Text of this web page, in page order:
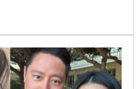
市長黃偉哲被冒名，也有
也已經報案並聯繫Meta處